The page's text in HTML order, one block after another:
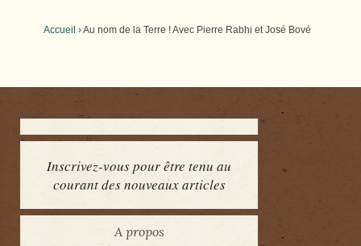
Accueil ›Au nom de la Terre ! Avec Pierre Rabhi et José Bové
Inscrivez-vous pour être tenu au
courant des nouveaux articles
A propos